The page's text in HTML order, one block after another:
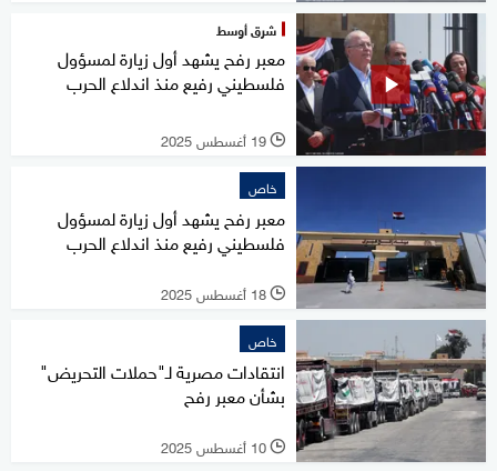
شرق أوسط
معبر رفح يشهد أول زيارة لمسؤول
فلسطيني رفيع منذ اندلاع الحرب
l 19 أغسطس 2025
خاص
معبر رفح يشهد أول زيارة لمسؤول
فلسطيني رفيع منذ اندلاع الحرب
l 18 أغسطس 2025
خاص
انتقادات مصرية لـ"حملات التحريض"
بشأن معبر رفح
l 10 أغسطس 2025